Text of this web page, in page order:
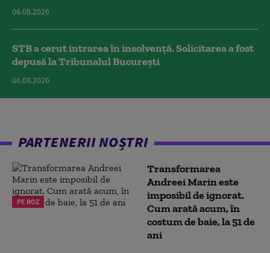
06.08.2026
STB a cerut intrarea în insolvență. Solicitarea a fost
depusă la Tribunalul București
06.08.2026
PARTENERII NOȘTRI
PE ROZ
Transformarea
Andreei Marin este
imposibil de ignorat.
Cum arată acum, în
costum de baie, la 51 de
ani